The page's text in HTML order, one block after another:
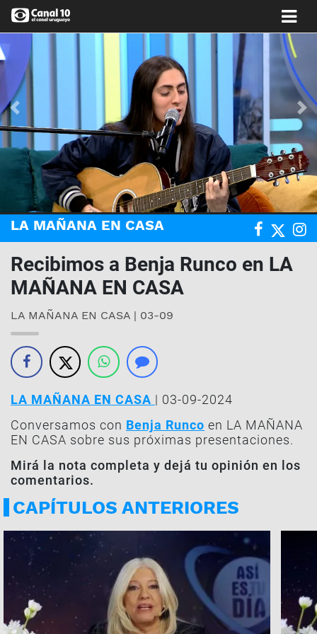
Anterior
LA MAÑANA EN CASA
Recibimos a Benja Runco en LA
MAÑANA EN CASA
LA MAÑANA EN CASA | 03-09
LA MAÑANA EN CASA | 03-09-2024
Conversamos con Benja Runco en LA MAÑANA
EN CASA sobre sus próximas presentaciones.
Mirá la nota completa y dejá tu opinión en los
comentarios.
CAPÍTULOS ANTERIORES